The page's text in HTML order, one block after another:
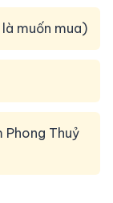
muốn mua)
Thuỷ